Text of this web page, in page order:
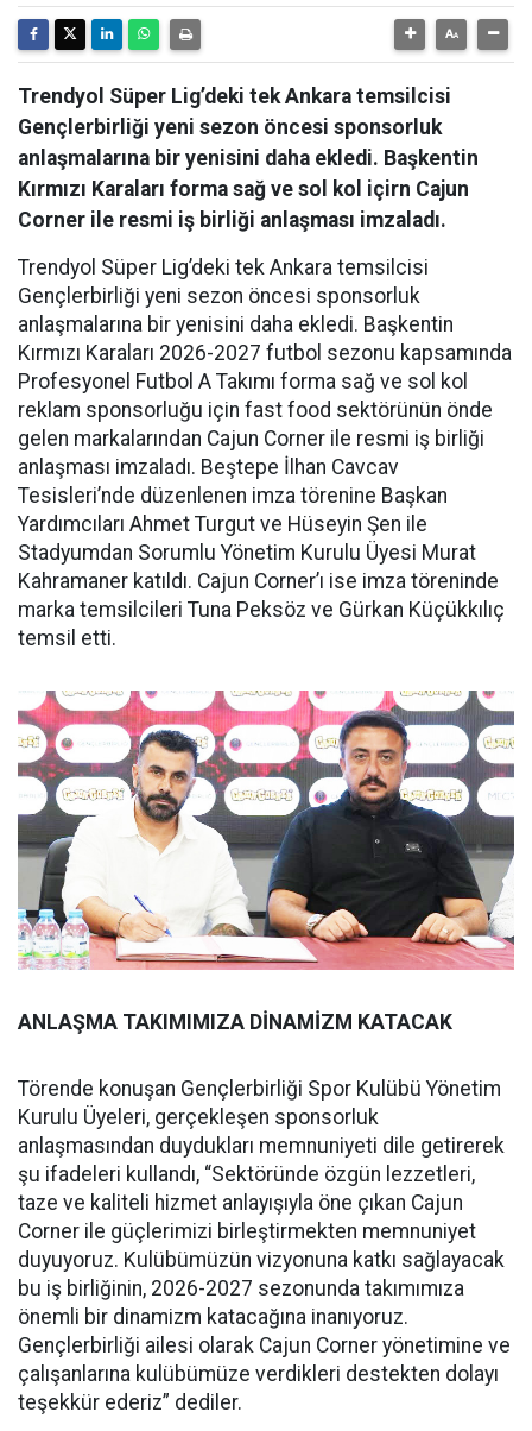
Trendyol Süper Lig’deki tek Ankara temsilcisi
Gençlerbirliği yeni sezon öncesi sponsorluk
anlaşmalarına bir yenisini daha ekledi. Başkentin
Kırmızı Karaları forma sağ ve sol kol içirn Cajun
Corner ile resmi iş birliği anlaşması imzaladı.
Trendyol Süper Lig’deki tek Ankara temsilcisi
Gençlerbirliği yeni sezon öncesi sponsorluk
anlaşmalarına bir yenisini daha ekledi. Başkentin
Kırmızı Karaları 2026-2027 futbol sezonu kapsamında
Profesyonel Futbol A Takımı forma sağ ve sol kol
reklam sponsorluğu için fast food sektörünün önde
gelen markalarından Cajun Corner ile resmi iş birliği
anlaşması imzaladı. Beştepe İlhan Cavcav
Tesisleri’nde düzenlenen imza törenine Başkan
Yardımcıları Ahmet Turgut ve Hüseyin Şen ile
Stadyumdan Sorumlu Yönetim Kurulu Üyesi Murat
Kahramaner katıldı. Cajun Corner’ı ise imza töreninde
marka temsilcileri Tuna Peksöz ve Gürkan Küçükkılıç
temsil etti.
ANLAŞMA TAKIMIMIZA DİNAMİZM KATACAK
Törende konuşan Gençlerbirliği Spor Kulübü Yönetim
Kurulu Üyeleri, gerçekleşen sponsorluk
anlaşmasından duydukları memnuniyeti dile getirerek
şu ifadeleri kullandı, “Sektöründe özgün lezzetleri,
taze ve kaliteli hizmet anlayışıyla öne çıkan Cajun
Corner ile güçlerimizi birleştirmekten memnuniyet
duyuyoruz. Kulübümüzün vizyonuna katkı sağlayacak
bu iş birliğinin, 2026-2027 sezonunda takımımıza
önemli bir dinamizm katacağına inanıyoruz.
Gençlerbirliği ailesi olarak Cajun Corner yönetimine ve
çalışanlarına kulübümüze verdikleri destekten dolayı
teşekkür ederiz” dediler.